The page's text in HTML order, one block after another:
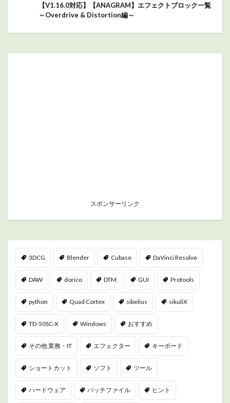
【V1.16.0対応】【ANAGRAM】エフェクトブロック一覧
～Overdrive & Distortion編～
スポンサーリンク
3DCG Blender Cubase DaVinci Resolve
DAW dorico DTM GUI Protools
python Quad Cortex sibelius sikuliX
TD-50SC-X Windows おすすめ
その他 業務・IT エフェクター キーボード
ショートカット ソフト ツール
ハードウェア バッチファイル ヒント